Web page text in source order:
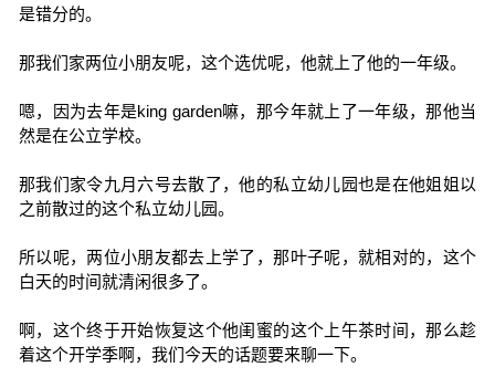
是错分的。
那我们家两位小朋友呢，这个选优呢，他就上了他的一年级。
嗯，因为去年是king garden嘛，那今年就上了一年级，那他当
然是在公立学校。
那我们家令九月六号去散了，他的私立幼儿园也是在他姐姐以
之前散过的这个私立幼儿园。
所以呢，两位小朋友都去上学了，那叶子呢，就相对的，这个
白天的时间就清闲很多了。
啊，这个终于开始恢复这个他闺蜜的这个上午茶时间，那么趁
着这个开学季啊，我们今天的话题要来聊一下。